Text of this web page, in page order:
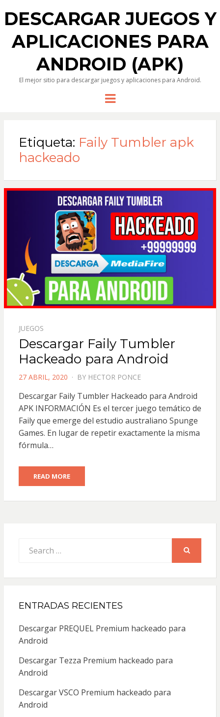
DESCARGAR JUEGOS Y
APLICACIONES PARA
ANDROID (APK)
El mejor sitio para descargar juegos y aplicaciones para Android.
Menu
Etiqueta: Faily Tumbler apk
hackeado
JUEGOS
Descargar Faily Tumbler
Hackeado para Android
POSTED
27 ABRIL, 2020 BY HECTOR PONCE
Descargar Faily Tumbler Hackeado para Android
APK INFORMACIÓN Es el tercer juego temático de
Faily que emerge del estudio australiano Spunge
Games. En lugar de repetir exactamente la misma
fórmula…
READ MORE
for:
ENTRADAS RECIENTES
Descargar PREQUEL Premium hackeado para
Android
Descargar Tezza Premium hackeado para
Android
Descargar VSCO Premium hackeado para
Android